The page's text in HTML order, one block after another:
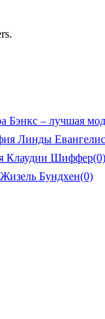
Бэнкс – лучшая
Линды
Клаудии Шиффер(0)
Бундхен(0)